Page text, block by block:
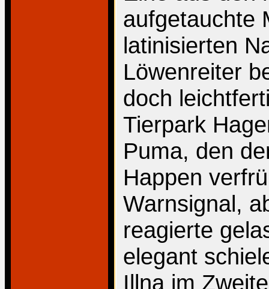
aufgetauchte
latinisierten
Löwenreiter
doch
Tierpark
Puma, den
Happen
Warnsignal,
reagierte
elegant
Illna im